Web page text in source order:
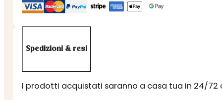
Spedizioni & resi
I prodotti acquistati saranno a casa tua in 24/72